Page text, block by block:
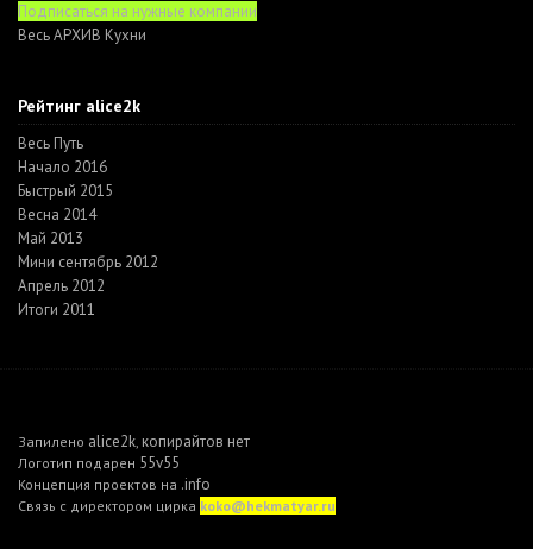
Подписаться на нужные компании
Весь АРХИВ Кухни
Рейтинг alice2k
Весь Путь
Начало 2016
Быстрый 2015
Весна 2014
Май 2013
Мини сентябрь 2012
Апрель 2012
Итоги 2011
Запилено alice2k, копирайтов нет
Логотип подарен 55v55
Концепция проектов на .info
Связь с директором цирка koko@hekmatyar.ru